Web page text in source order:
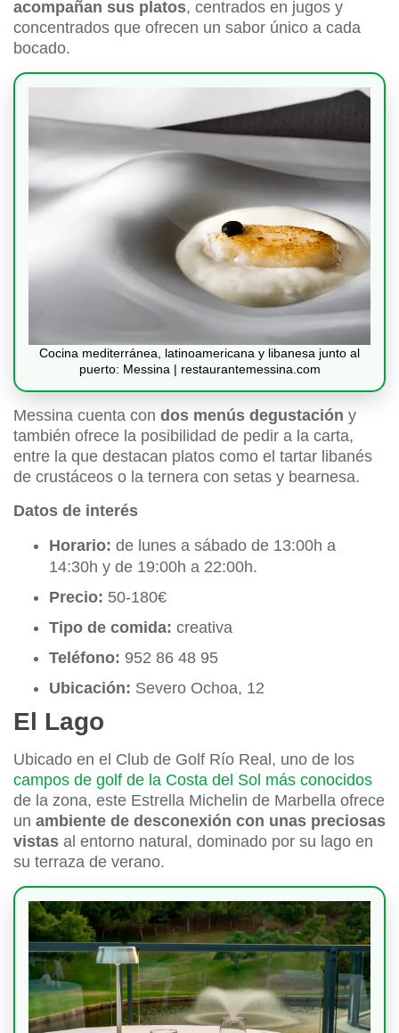
acompañan sus platos, centrados en jugos y
concentrados que ofrecen un sabor único a cada
bocado.
Cocina mediterránea, latinoamericana y libanesa junto al
puerto: Messina | restaurantemessina.com
Messina cuenta con dos menús degustación y
también ofrece la posibilidad de pedir a la carta,
entre la que destacan platos como el tartar libanés
de crustáceos o la ternera con setas y bearnesa.
Datos de interés
Horario: de lunes a sábado de 13:00h a
14:30h y de 19:00h a 22:00h.
Precio: 50-180€
Tipo de comida: creativa
Teléfono: 952 86 48 95
Ubicación: Severo Ochoa, 12
El Lago
Ubicado en el Club de Golf Río Real, uno de los
campos de golf de la Costa del Sol más conocidos
de la zona, este Estrella Michelin de Marbella ofrece
un ambiente de desconexión con unas preciosas
vistas al entorno natural, dominado por su lago en
su terraza de verano.